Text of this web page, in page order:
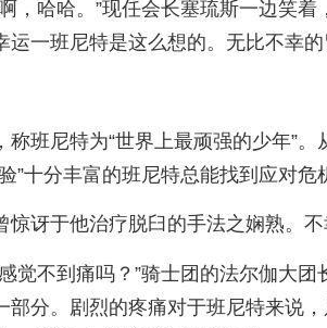
，哈哈。”现任会长塞琉斯一边笑
一班尼特是这么想的。无比不幸
称班尼特为“世界上最顽强的少年”
”十分丰富的班尼特总能找到应对危
讶于他治疗脱臼的手法之娴熟。
觉不到痛吗？”骑士团的法尔伽大
部分。剧烈的疼痛对于班尼特来说